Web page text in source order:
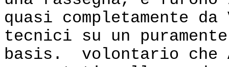
quasi completamente
tecnici su un puramente
basis. volontario